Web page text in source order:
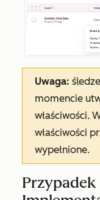
Uwaga:
momencie
właściwości.
właściwości
wypełnione.
Przypadek